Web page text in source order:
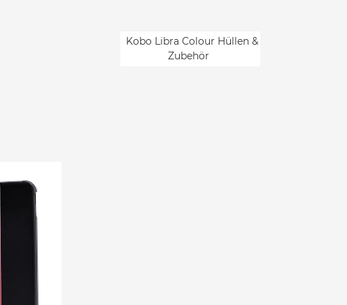
Kobo Libra Colour Hüllen &
Zubehör